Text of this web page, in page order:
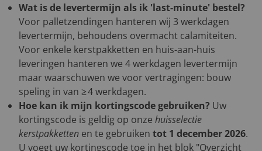
Wat is de levertermijn als ik 'last-minute' bestel?
Voor palletzendingen hanteren wij 3 werkdagen
levertermijn, behoudens overmacht calamiteiten.
Voor enkele kerstpakketten en huis-aan-huis
leveringen hanteren we 4 werkdagen levertermijn
maar waarschuwen we voor vertragingen: bouw
speling in van ≥ 4 werkdagen.
Hoe kan ik mijn kortingscode gebruiken? Uw
kortingscode is geldig op onze huisselectie
kerstpakketten en te gebruiken tot 1 december 2026.
U voegt uw kortingscode toe in het blok "Overzicht